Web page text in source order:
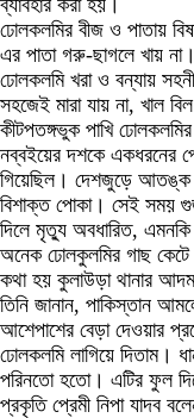
ব্যাবহার করা হয়।
ঢোলকলমির বীজ ও পাতায়
এর পাতা গরু-ছাগলে খায় না।
ঢোলকলমি খরা ও বন্যায়
সহজেই মারা যায় না, খাল
কীটপতঙ্গভুক পাখি
নব্বইয়ের দশকে একধরনের
গিয়েছিল। দেশজুড়ে আতঙ্ক
বিশাক্ত পোকা। সেই সময়
দিলে মৃত্যু অবধারিত,
অনেক ঢোলকুলমির গাছ কেটে
কথা হয় কুলাউড়া থানার
তিনি জানান, পাকিস্তান
আশেপাশের বেড়া দেওয়ার
ঢোলকলমি লাগিয়ে দিতাম।
পরিনতো হতো। এটির ফুল
প্রকৃতি প্রেমী নিপা যাদব